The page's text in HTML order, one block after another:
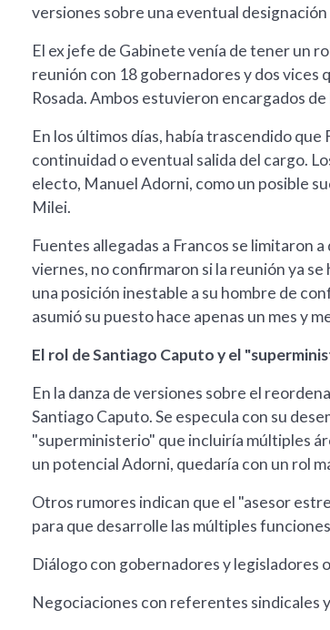
versiones sobre una eventual
El ex jefe de Gabinete venía de tener un
reunión con 18 gobernadores y dos vices
Rosada. Ambos estuvieron encargados
En los últimos días, había trascendido
continuidad o eventual salida del cargo.
electo, Manuel Adorni, como un posible
Milei.
Fuentes allegadas a Francos se limitaron
viernes, no confirmaron si la reunión ya
una posición inestable a su hombre de
asumió su puesto hace apenas un mes y
El rol de Santiago Caputo y el
En la danza de versiones sobre el
Santiago Caputo. Se especula con su
"superministerio" que incluiría múltiples
un potencial Adorni, quedaría con un rol
Otros rumores indican que el "asesor
para que desarrolle las múltiples
Diálogo con gobernadores y legisladores
Negociaciones con referentes sindicales